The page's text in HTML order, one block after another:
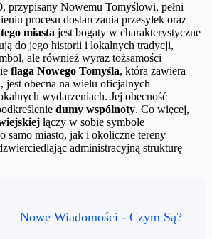
, przypisany Nowemu Tomyślowi, pełni
procesu dostarczania przesyłek oraz
miasta jest bogaty w charakterystyczne
do jego historii i lokalnych tradycji,
ale również wyraz tożsamości
flaga Nowego Tomyśla, która zawiera
jest obecna na wielu oficjalnych
wydarzeniach. Jej obecność
dumy wspólnoty. Co więcej,
łączy w sobie symbole
samo miasto, jak i okoliczne tereny
administracyjną strukturę
Nowe Wiadomości - Czym Są?